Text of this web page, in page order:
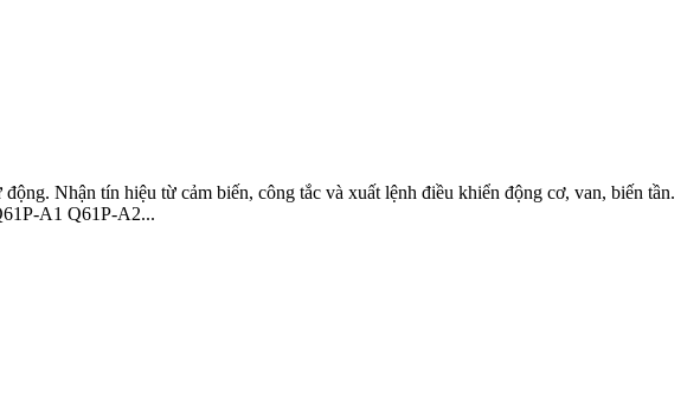
Nhận tín hiệu từ cảm biến, công tắc và xuất lệnh điều khiển động cơ, van, biến tần.
A1 Q61P-A2...